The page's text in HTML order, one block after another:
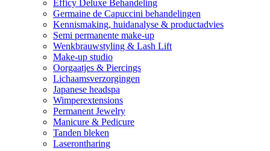
Efficy Deluxe Behandeling
Germaine de Capuccini behandelingen
Kennismaking, huidanalyse & productadvies
Semi permanente make-up
Wenkbrauwstyling & Lash Lift
Make-up studio
Oorgaatjes & Piercings
Lichaamsverzorgingen
Japanese headspa
Wimperextensions
Permanent Jewelry
Manicure & Pedicure
Tanden bleken
Laserontharing